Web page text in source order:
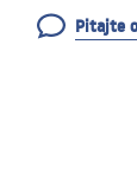
Pitajte